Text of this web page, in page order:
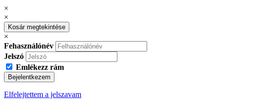
×
×
Kosár megtekintése
×
Fehasználónév
Jelszó
Emlékezz rám
Bejelentkezem
Elfelejtettem a jelszavam